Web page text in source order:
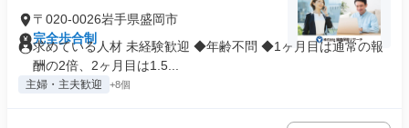
〒020-0026岩手県盛岡市
完全歩合制
求めている人材 未経験歓迎 ◆年齢不問 ◆1ヶ月目は通常の報
酬の2倍、2ヶ月目は1.5...
主婦・主夫歓迎 +8個